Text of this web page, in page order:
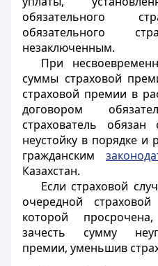
обязательного
обязательного
незаключенным.
При
суммы страховой
страховой премии в
договором
страхователь обязан
неустойку в порядке и
гражданским
Казахстан.
Если страховой
очередной
которой
зачесть сумму
премии, уменьшив